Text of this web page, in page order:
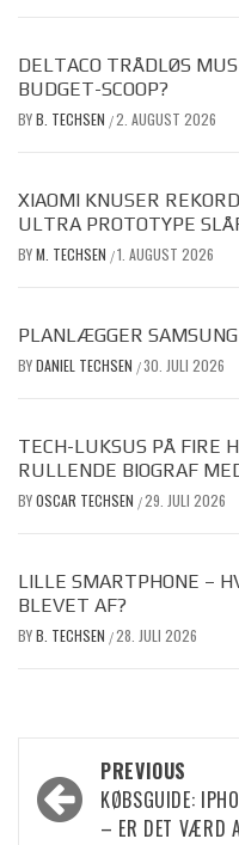
DELTACO TRÅDLØS
BUDGET-SCOOP?
BYB. TECHSEN /2. AUGUST 2026
XIAOMI KNUSER
ULTRA PROTOTYPE
BYM. TECHSEN /1. AUGUST 2026
PLANLÆGGER
BYDANIEL TECHSEN /30. JULI 2026
TECH-LUKSUS PÅ FIRE
RULLENDE BIOGRAF
BYOSCAR TECHSEN /29. JULI 2026
LILLE SMARTPHONE –
BLEVET AF?
BYB. TECHSEN /28. JULI 2026
Post
navigation
PREVIOUS
KØBSGUIDE:
– ER DET VÆRD